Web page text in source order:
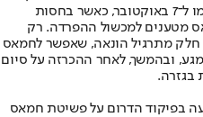
מרחב הגדר התקבלה בחודשים שקדמו ל־7 באוקטובר, כאשר בחסות
מטענים למכשול ההפרדה. רק
חלק מתרגיל הונאה, שאפשר לחמאס
ובהמשך, לאחר ההכרזה על סיום
בגזרה.
בפיקוד הדרום על פשיטת חמאס